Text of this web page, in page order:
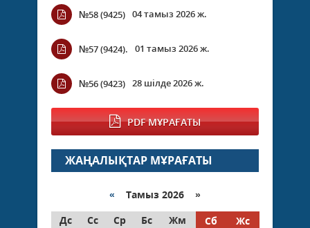
№58 (9425) 04 тамыз 2026 ж.
№57 (9424). 01 тамыз 2026 ж.
№56 (9423) 28 шілде 2026 ж.
PDF МҰРАҒАТЫ
ЖАҢАЛЫҚТАР МҰРАҒАТЫ
« Тамыз 2026 »
Дс
Сс Ср Бс Жм Сб
Жс